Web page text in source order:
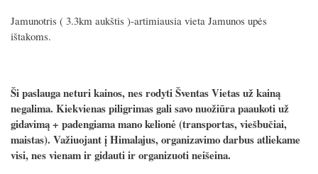
Jamunotris ( 3.3km aukštis )-artimiausia vieta Jamunos upės
ištakoms.
Ši paslauga neturi kainos, nes rodyti Šventas Vietas už kainą
negalima. Kiekvienas piligrimas gali savo nuožiūra paaukoti už
gidavimą + padengiama mano kelionė (transportas, viešbučiai,
maistas). Važiuojant į Himalajus, organizavimo darbus atliekame
visi, nes vienam ir gidauti ir organizuoti neišeina.